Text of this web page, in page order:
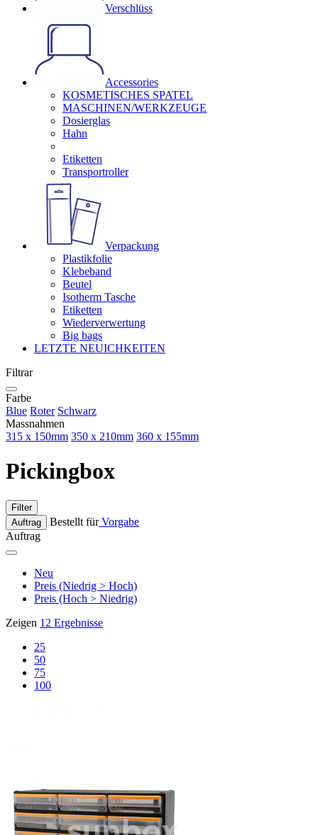
Verschlüss
Accessories
KOSMETISCHES SPATEL
MASCHINEN/WERKZEUGE
Dosierglas
Hahn
Etiketten
Transportroller
Verpackung
Plastikfolie
Klebeband
Beutel
Isotherm Tasche
Etiketten
Wiederverwertung
Big bags
LETZTE NEUICHKEITEN
Filtrar
Farbe
Blue Roter Schwarz
Massnahmen
315 x 150mm 350 x 210mm 360 x 155mm
Pickingbox
Filter
Auftrag
Bestellt fürVorgabe
Auftrag
Neu
Preis (Niedrig > Hoch)
Preis (Hoch > Niedrig)
Zeigen 12 Ergebnisse
25
50
75
100